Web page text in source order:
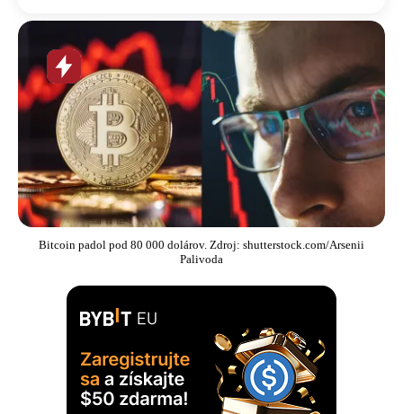
Horúca
novinka
Bitcoin padol pod 80 000 dolárov. Zdroj: shutterstock.com/Arsenii
Palivoda